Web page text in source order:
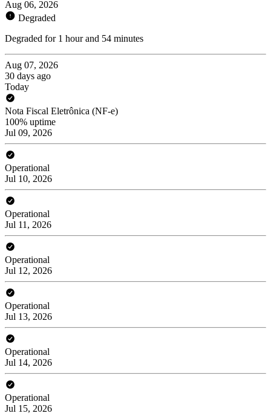
Aug 06, 2026
Degraded
Degraded for 1 hour and 54 minutes
Aug 07, 2026
30 days ago
Today
Nota Fiscal Eletrônica (NF-e)
100% uptime
Jul 09, 2026
Operational
Jul 10, 2026
Operational
Jul 11, 2026
Operational
Jul 12, 2026
Operational
Jul 13, 2026
Operational
Jul 14, 2026
Operational
Jul 15, 2026